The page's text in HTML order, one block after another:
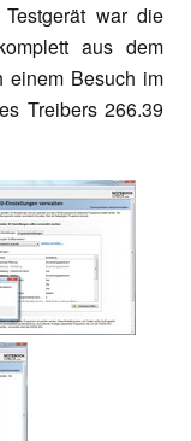
war die
aus dem
einem Besuch im
Treibers 266.39